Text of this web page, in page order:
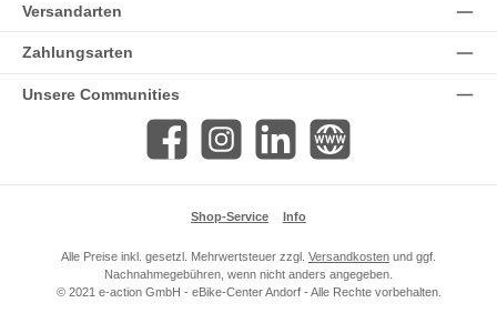
Versandarten
Zahlungsarten
Unsere Communities
Facebook Instagram Website
Shop-Service Info
Alle Preise inkl. gesetzl. Mehrwertsteuer zzgl. Versandkosten und ggf.
Nachnahmegebühren, wenn nicht anders angegeben.
© 2021 e-action GmbH - eBike-Center Andorf - Alle Rechte vorbehalten.